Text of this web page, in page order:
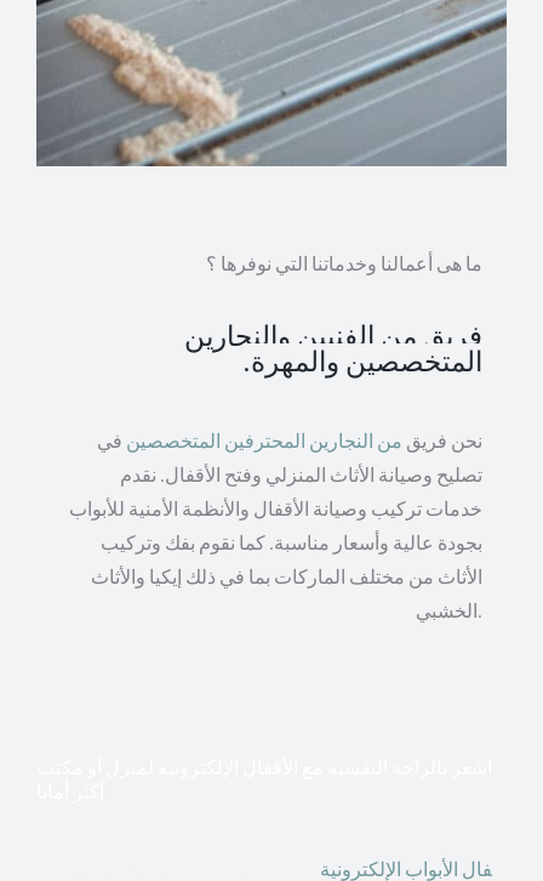
ما هى أعمالنا وخدماتنا التي نوفرها ؟
فريق من الفنيين والنجارين
المتخصصين والمهرة.
نحن فريق من النجارين المحترفين المتخصصين في
تصليح وصيانة الأثاث المنزلي وفتح الأقفال. نقدم
خدمات تركيب وصيانة الأقفال والأنظمة الأمنية للأبواب
بجودة عالية وأسعار مناسبة. كما نقوم بفك وتركيب
الأثاث من مختلف الماركات بما في ذلك إيكيا والأثاث
الخشبي.
فال الأبواب الإلكترونية